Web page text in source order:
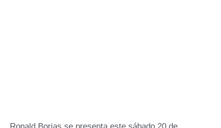
Ronald Borjas se presenta este sábado 20 de